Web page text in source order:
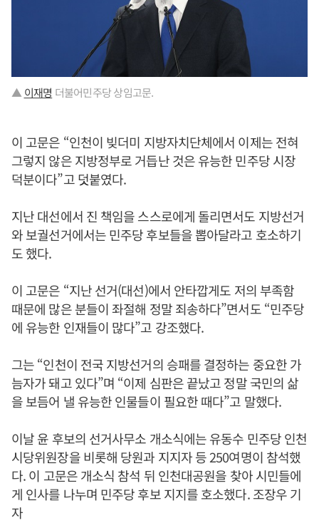
▲ 이재명 더불어민주당 상임고문.
이 고문은 “인천이 빚더미 지방자치단체에서 이제는 전혀
그렇지 않은 지방정부로 거듭난 것은 유능한 민주당 시장
덕분이다”고 덧붙였다.
지난 대선에서 진 책임을 스스로에게 돌리면서도 지방선거
와 보궐선거에서는 민주당 후보들을 뽑아달라고 호소하기
도 했다.
이 고문은 “지난 선거(대선)에서 안타깝게도 저의 부족함
때문에 많은 분들이 좌절해 정말 죄송하다”면서도 “민주당
에 유능한 인재들이 많다”고 강조했다.
그는 “인천이 전국 지방선거의 승패를 결정하는 중요한 가
늠자가 돼고 있다”며 “이제 심판은 끝났고 정말 국민의 삶
을 보듬어 낼 유능한 인물들이 필요한 때다”고 말했다.
이날 윤 후보의 선거사무소 개소식에는 유동수 민주당 인천
시당위원장을 비롯해 당원과 지지자 등 250여명이 참석했
다. 이 고문은 개소식 참석 뒤 인천대공원을 찾아 시민들에
게 인사를 나누며 민주당 후보 지지를 호소했다. 조장우 기
자